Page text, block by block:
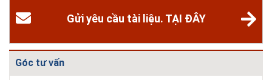
Gửi yêu cầu tài liệu. TẠI ĐÂY
Góc tư vấn